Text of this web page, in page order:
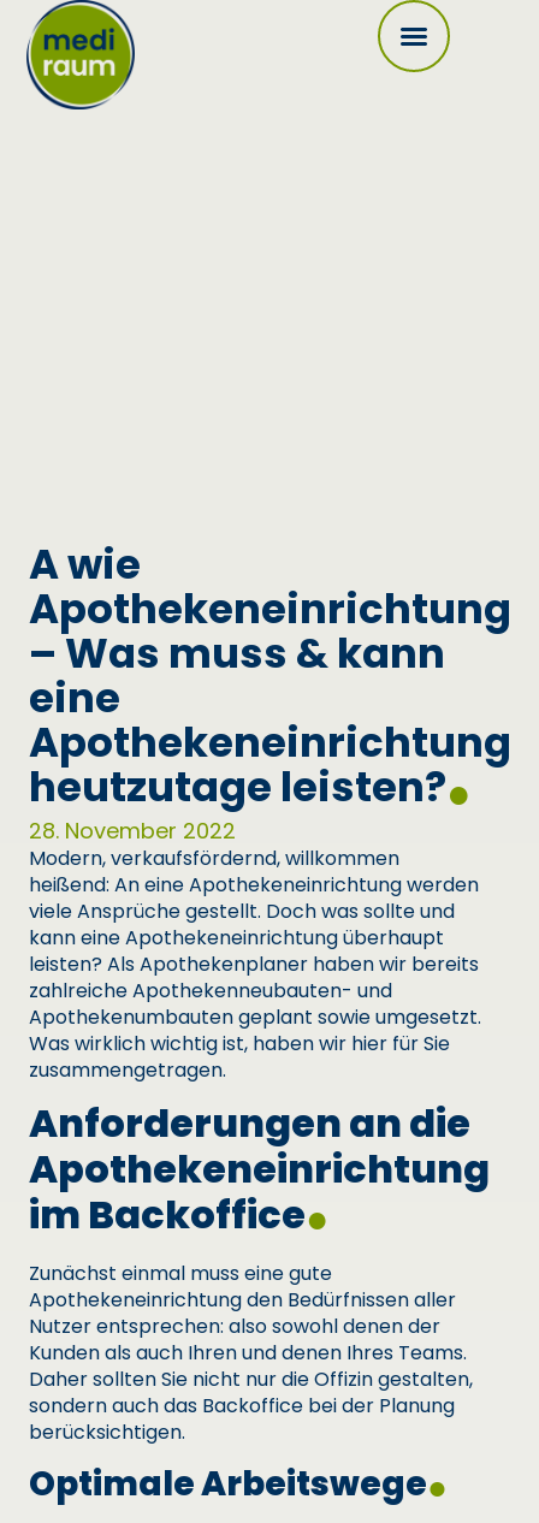
A wie
Apothekeneinrichtung
– Was muss & kann
eine
Apothekeneinrichtung
heutzutage leisten?●
28. November 2022
Modern, verkaufsfördernd, willkommen
heißend: An eine Apothekeneinrichtung werden
viele Ansprüche gestellt. Doch was sollte und
kann eine Apothekeneinrichtung überhaupt
leisten? Als Apothekenplaner haben wir bereits
zahlreiche Apothekenneubauten- und
Apothekenumbauten geplant sowie umgesetzt.
Was wirklich wichtig ist, haben wir hier für Sie
zusammengetragen.
Anforderungen an die
Apothekeneinrichtung
im Backoffice
Zunächst einmal muss eine gute
Apothekeneinrichtung den Bedürfnissen aller
Nutzer entsprechen: also sowohl denen der
Kunden als auch Ihren und denen Ihres Teams.
Daher sollten Sie nicht nur die Offizin gestalten,
sondern auch das Backoffice bei der Planung
berücksichtigen.
Optimale Arbeitswege